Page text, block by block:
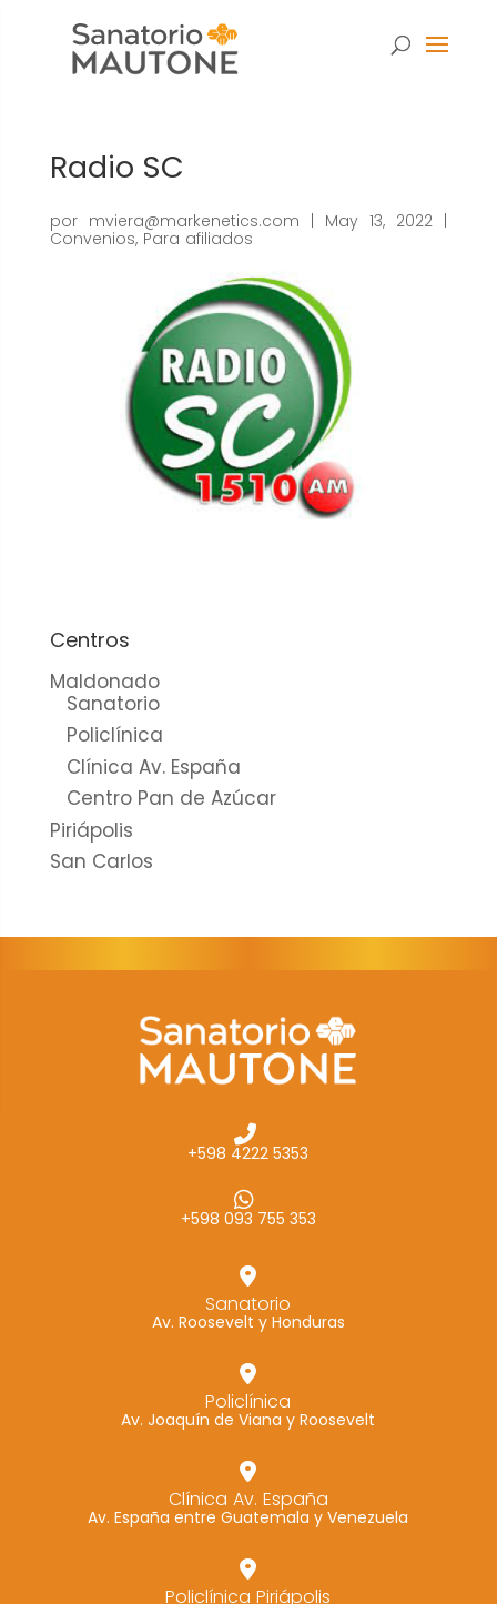
Radio SC
por mviera@markenetics.com May 13, 2022
Convenios, Para afiliados
Centros
Maldonado
Sanatorio
Policlínica
Clínica Av. España
Centro Pan de Azúcar
Piriápolis
San Carlos
+598 4222 5353
+598 093 755 353
Sanatorio
Av. Roosevelt y Honduras
Policlínica
Av. Joaquín de Viana y Roosevelt
Clínica Av. España
Av. España entre Guatemala y Venezuela
Policlínica Piriápolis
Necesarias
Estas
cookies no
son
de la web, en
base a
la web.
nuestra web
mejor posible
rechaza estas
cookies,
desaparecerán
Marketing